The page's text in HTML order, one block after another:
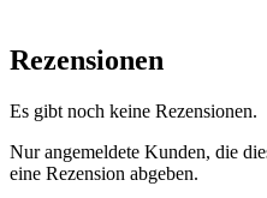
Rezensionen
Es gibt noch keine Rezensionen.
Nur angemeldete Kunden, die
eine Rezension abgeben.